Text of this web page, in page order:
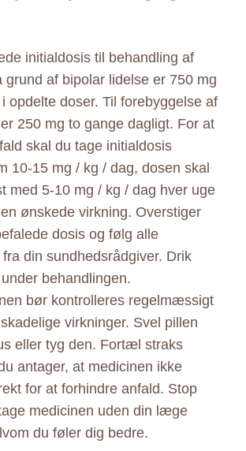
initialdosis til behandling af
grund af bipolar lidelse er 750 mg
opdelte doser. Til forebyggelse af
250 mg to gange dagligt. For at
skal du tage initialdosis
10-15 mg / kg / dag, dosen skal
med 5-10 mg / kg / dag hver uge
ønskede virkning. Overstiger
dosis og følg alle
din sundhedsrådgiver. Drik
behandlingen.
bør kontrolleres regelmæssigt
virkninger. Svel pillen
eller tyg den. Fortæl straks
antager, at medicinen ikke
for at forhindre anfald. Stop
medicinen uden din læge
du føler dig bedre.